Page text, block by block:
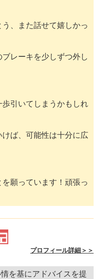
う、また話せて嬉しかっ
レーキを少しずつ外し
引いてしまうかもしれ
ば、可能性は十分に広
願っています！頑張っ
プロフィール詳細＞＞
を基にアドバイスを提